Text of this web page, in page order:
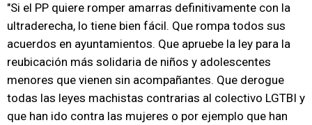
"Si el PP quiere romper amarras definitivamente con la
ultraderecha, lo tiene bien fácil. Que rompa todos sus
acuerdos en ayuntamientos. Que apruebe la ley para la
reubicación más solidaria de niños y adolescentes
menores que vienen sin acompañantes. Que derogue
todas las leyes machistas contrarias al colectivo LGTBI y
que han ido contra las mujeres o por ejemplo que han